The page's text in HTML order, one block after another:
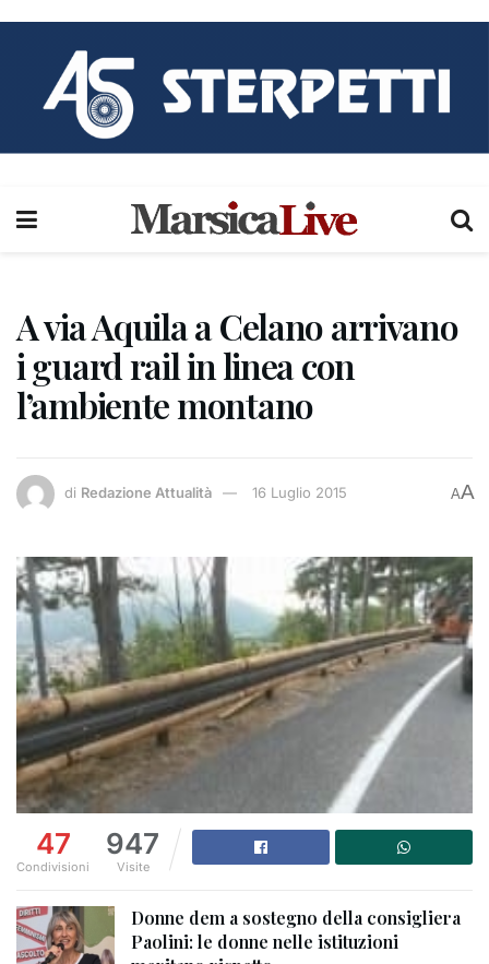
A via Aquila a Celano arrivano
i guard rail in linea con
l’ambiente montano
di Redazione Attualità 16 Luglio 2015 AA
47
Condivisioni
947
Visite
Donne dem a sostegno della consigliera
Paolini: le donne nelle istituzioni